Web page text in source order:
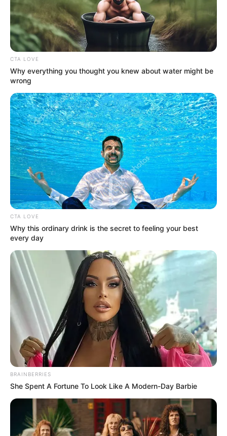
3. Kreasi untuk hari natal. Buatsnow balldari
bohlam lampu aja, selain murah juga unik
CTA LOVE
Why everything you thought you knew about water might be
wrong
CTA LOVE
Why this ordinary drink is the secret to feeling your best
every day
BRAINBERRIES
She Spent A Fortune To Look Like A Modern-Day Barbie